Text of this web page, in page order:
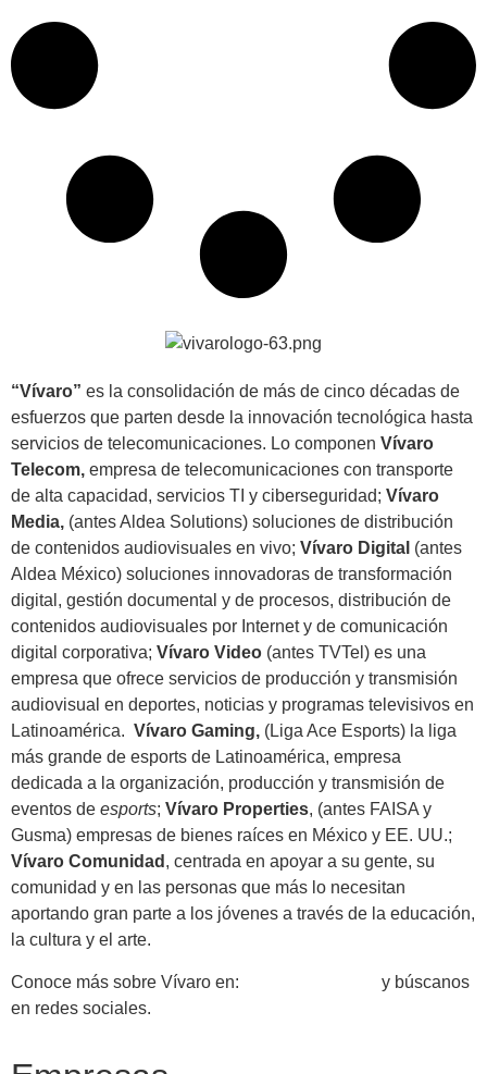
“Vívaro” es la consolidación de más de cinco décadas de
esfuerzos que parten desde la innovación tecnológica hasta
servicios de telecomunicaciones. Lo componen Vívaro
Telecom, empresa de telecomunicaciones con transporte
de alta capacidad, servicios TI y ciberseguridad; Vívaro
Media, (antes Aldea Solutions) soluciones de distribución
de contenidos audiovisuales en vivo; Vívaro Digital (antes
Aldea México) soluciones innovadoras de transformación
digital, gestión documental y de procesos, distribución de
contenidos audiovisuales por Internet y de comunicación
digital corporativa; Vívaro Video (antes TVTel) es una
empresa que ofrece servicios de producción y transmisión
audiovisual en deportes, noticias y programas televisivos en
Latinoamérica. Vívaro Gaming, (Liga Ace Esports) la liga
más grande de esports de Latinoamérica, empresa
dedicada a la organización, producción y transmisión de
eventos de esports; Vívaro Properties, (antes FAISA y
Gusma) empresas de bienes raíces en México y EE. UU.;
Vívaro Comunidad , centrada en apoyar a su gente, su
comunidad y en las personas que más lo necesitan
aportando gran parte a los jóvenes a través de la educación,
la cultura y el arte.
Conoce más sobre Vívaro en:
y búscanos
en redes sociales.